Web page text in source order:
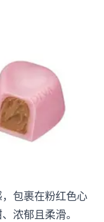
包裹在粉红色心
浓郁且柔滑。